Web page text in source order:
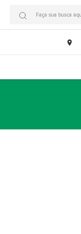
Faça sua busca